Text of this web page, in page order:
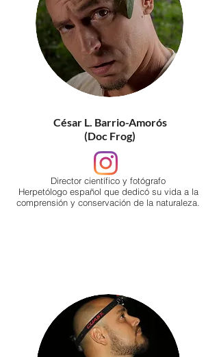
César L. Barrio-Amorós
(Doc Frog)
Director científico y fotógrafo
Herpetólogo español que dedicó su vida a la
comprensión y conservación de la naturaleza.